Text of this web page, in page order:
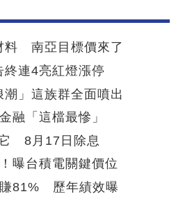
料 南亞目標價來了
連4亮紅燈漲停
」這族群全面噴出
融「這檔最慘」
8月17日除息
曝台積電關鍵價位
81% 歷年績效曝